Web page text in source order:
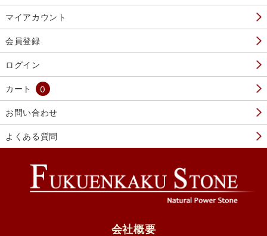
マイアカウント
会員登録
ログイン
カート 0
お問い合わせ
よくある質問
会社概要